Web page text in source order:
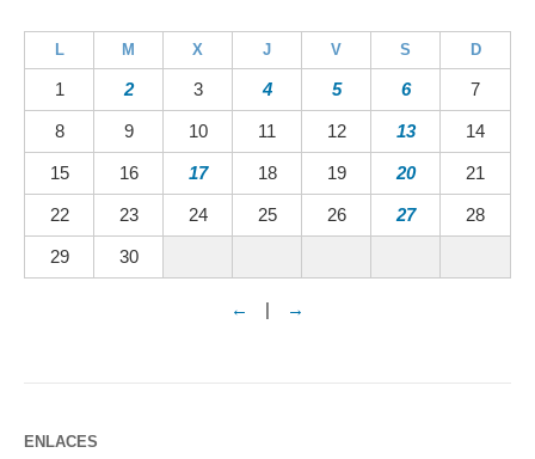
L M X J V S D
1 2 3 4 5 6 7
8 9 10 11 12 13 14
15 16 17 18 19 20 21
22 23 24 25 26 27 28
29 30
← | →
ENLACES